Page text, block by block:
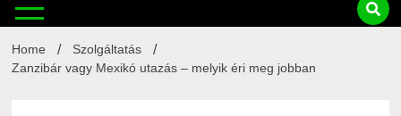
Home
Szolgáltatás
Zanzibár vagy Mexikó utazás – melyik éri meg jobban